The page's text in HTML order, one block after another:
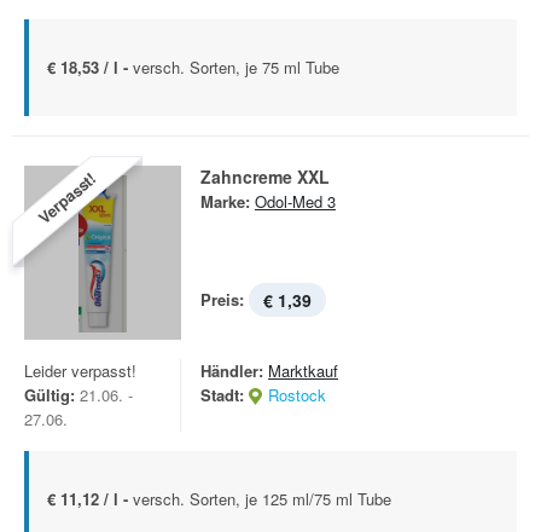
€ 18,53 / l - versch. Sorten, je 75 ml Tube
Verpasst! Zahncreme XXL
Marke: Odol-Med 3
Preis: € 1,39
Leider verpasst!
Gültig: 21.06. -
27.06.
Händler: Marktkauf
Stadt:
Rostock
€ 11,12 / l - versch. Sorten, je 125 ml/75 ml Tube